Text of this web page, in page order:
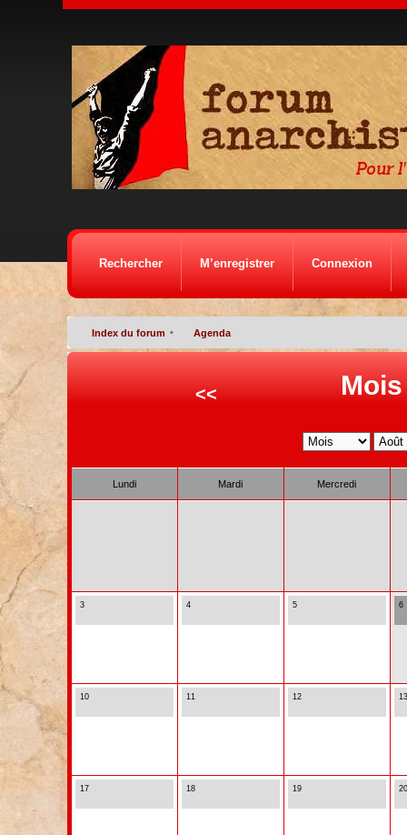
Rechercher M’enregistrer Connexion
Index du forum • Agenda
<<
Lundi Mardi Mercredi
3 4 5 6
10 11 12 13
17 18 19 20